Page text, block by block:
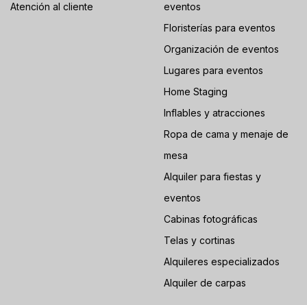
Atención al cliente
eventos
Floristerías para eventos
Organización de eventos
Lugares para eventos
Home Staging
Inflables y atracciones
Ropa de cama y menaje de
mesa
Alquiler para fiestas y
eventos
Cabinas fotográficas
Telas y cortinas
Alquileres especializados
Alquiler de carpas